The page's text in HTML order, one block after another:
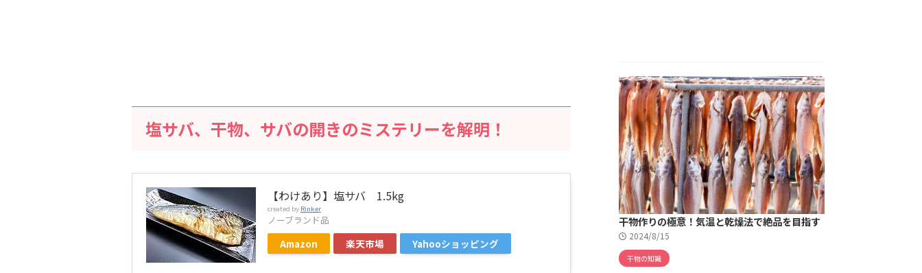
塩サバ、干物、サバの開きのミステリーを解明！
【わけあり】塩サバ 1.5kg
created by Rinker
ノーブランド品
Amazon 楽天市場 Yahooショッピング
干物作りの極意！気温と乾燥法で絶品を目指す
2024/8/15
干物の知識